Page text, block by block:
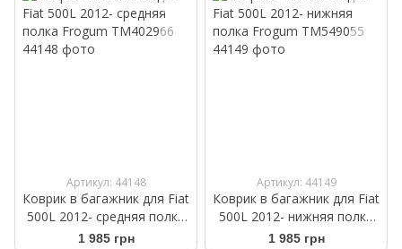
Артикул: 44148
Коврик в багажник для Fiat
500L 2012- средняя полка
Frogum TM402966
1 985 грн
Артикул: 44149
Коврик в багажник для Fiat
500L 2012- нижняя полка
Frogum TM549055
1 985 грн